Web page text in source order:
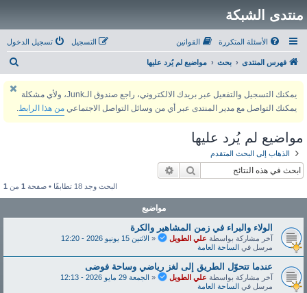
منتدى الشبكة
الأسئلة المتكررة القوانين تسجيل الدخول التسجيل
فهرس المنتدى بحث مواضيع لم يُرد عليها
يمكنك التسجيل والتفعيل عبر بريدك الالكتروني، راجع صندوق الـJunk، ولأي مشكلة
يمكنك التواصل مع مدير المنتدى عبر أي من وسائل التواصل الاجتماعي من هذا الرابط.
مواضيع لم يُرد عليها
الذهاب إلى البحث المتقدم
بحث
البحث وجد 18 تطابقًا • صفحة 1 من 1
مواضيع
الولاء والبراء في زمن المشاهير والكرة
آخر مشاركة بواسطة علي الطويل « الاثنين 15 يونيو 2026 - 12:20
مرسل في الساحة العامة
عندما تتحوّل الطريق إلى لغز رياضي وساحة فوضى
آخر مشاركة بواسطة علي الطويل « الجمعة 29 مايو 2026 - 12:13
مرسل في الساحة العامة